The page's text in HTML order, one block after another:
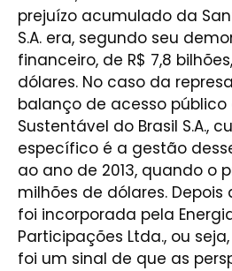
prejuízo acumulado da
S.A. era, segundo seu
financeiro, de R$ 7,8
dólares. No caso da
balanço de acesso público
Sustentável do Brasil S.A.,
específico é a gestão
ao ano de 2013, quando o
milhões de dólares. Depois
foi incorporada pela
Participações Ltda., ou seja,
foi um sinal de que as